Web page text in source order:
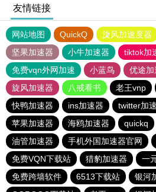
友情链接
网站地图 QuickQ 旋风加速度器
坚果加速器
小牛加速器 tiktok加
免费vqn外网加速
小蓝鸟 优途加
旋风加速器
八戒看书 老王vnp
快鸭加速器
ins加速器 twitter加
苹果加速器
海鸥加速器 quickq
油管加速器
手机外国加速器官网
免费VQN下载站
猎豹加速器 一
免费跨墙软件
6513下载站 银河